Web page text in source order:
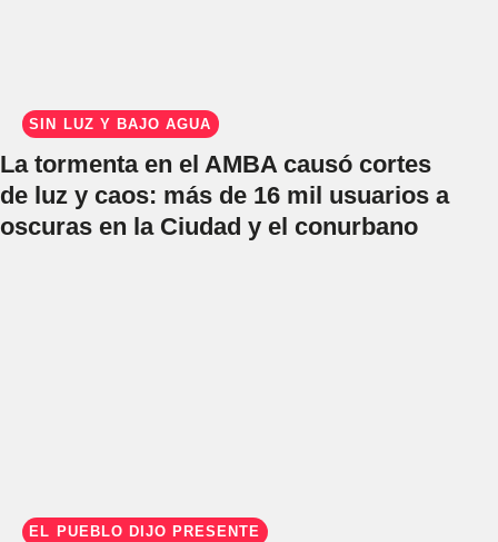
SIN LUZ Y BAJO AGUA
La tormenta en el AMBA causó cortes
de luz y caos: más de 16 mil usuarios a
oscuras en la Ciudad y el conurbano
EL PUEBLO DIJO PRESENTE